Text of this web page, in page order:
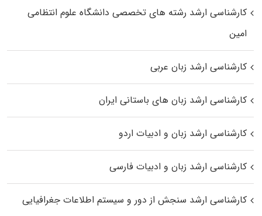
کارشناسی ارشد رﺷﺘﻪ ﻫﺎی تخصصی داﻧﺸﮕﺎه ﻋﻠﻮم انتظامی
اﻣﻴﻦ
کارشناسی ارشد زبان عربی
کارشناسی ارشد زبان‌ های باستانی ایران
کارشناسی ارشد زبان و ادبیات اردو
کارشناسی ارشد زبان و ادبیات فارسی
کارشناسی ارشد سنجش از دور و سیستم اطلاعات جغرافیایی